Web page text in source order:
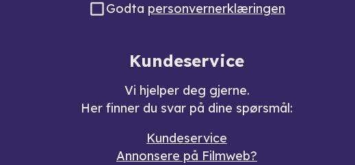
Godta personvernerklæringen
Kundeservice
Vi hjelper deg gjerne.
Her finner du svar på dine spørsmål:
Kundeservice
Annonsere på Filmweb?